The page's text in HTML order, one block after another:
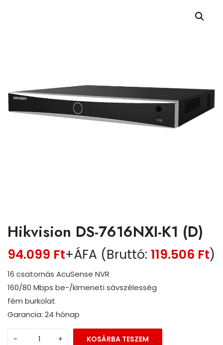
Hikvision DS-7616NXI-K1 (D)
94.099 Ft+ÁFA (Bruttó: 119.506 Ft)
16 csatornás AcuSense NVR
160/80 Mbps be-/kimeneti sávszélesség
fém burkolat
Garancia: 24 hónap
- + KOSÁRBA TESZEM